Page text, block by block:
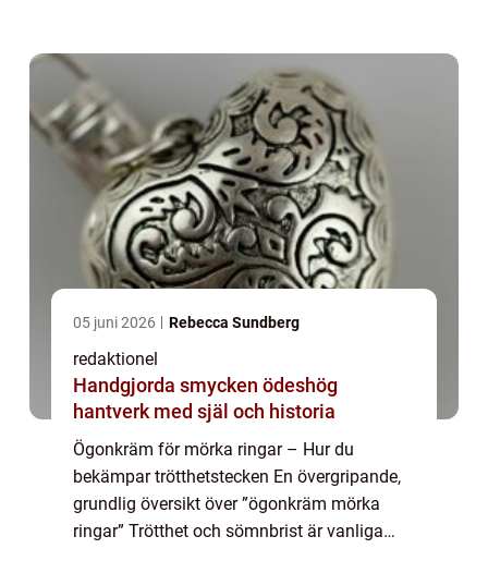
05 juni 2026 Rebecca Sundberg
redaktionel
Handgjorda smycken ödeshög
hantverk med själ och historia
Ögonkräm för mörka ringar – Hur du
bekämpar trötthetstecken En övergripande,
grundlig översikt över ”ögonkräm mörka
ringar” Trötthet och sömnbrist är vanliga